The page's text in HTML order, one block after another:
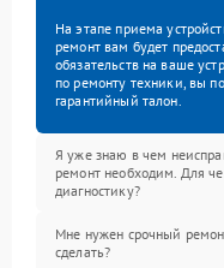
На этапе приема
ремонт вам будет
обязательств на ваше
по ремонту техники, вы
гарантийный талон.
Я уже знаю в чем
ремонт необходим. Для
диагностику?
Мне нужен срочный
сделать?